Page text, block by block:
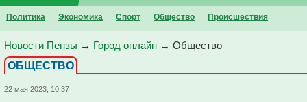
Политика Экономика Спорт Общество Проиcшествия
Новости Пензы → Город онлайн → Общество
ОБЩЕСТВО
22 мая 2023, 10:37